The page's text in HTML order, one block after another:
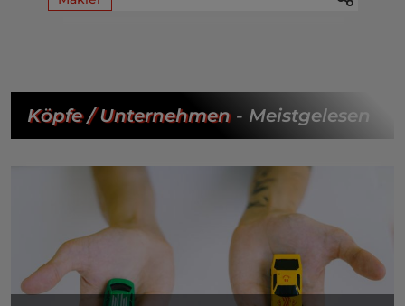
Köpfe / Unternehmen- Meistgelesen